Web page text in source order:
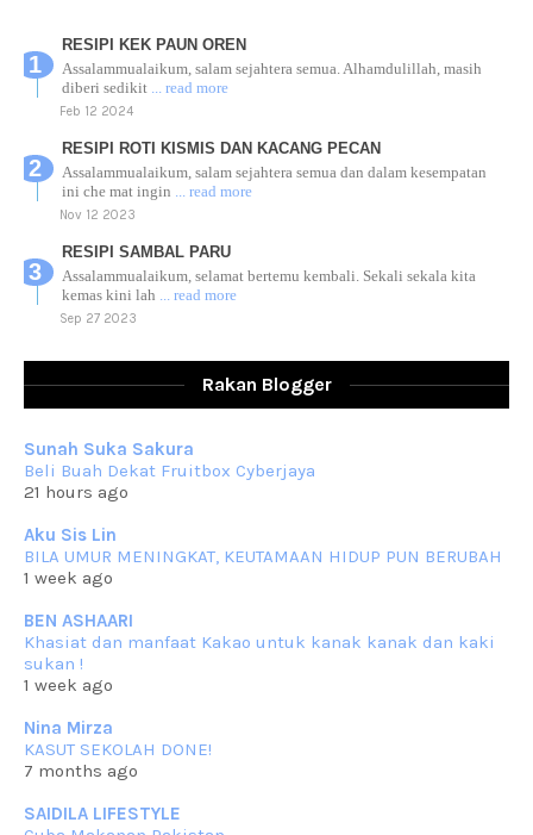
RESIPI KEK PAUN OREN
Assalammualaikum, salam sejahtera semua. Alhamdulillah, masih
diberi sedikit
... read more
Feb 12 2024
RESIPI ROTI KISMIS DAN KACANG PECAN
Assalammualaikum, salam sejahtera semua dan dalam kesempatan
ini che mat ingin
... read more
Nov 12 2023
RESIPI SAMBAL PARU
Assalammualaikum, selamat bertemu kembali. Sekali sekala kita
kemas kini lah
... read more
Sep 27 2023
Assalammualaikum, salam sejahtera dan salam rindu untuk semua.
RESIPI KUIH KASWI KELEDEK UNGU
Assalammualaikum, salam semua. Masih belum terlambat untuk che
mat ucapkan
Jun 30 2023
RESIPI KURMA AYAM MERAH
Assalammualaikum, salam semua. Hari ni 4 Zulhijjah 1444 Hijrah,
Jun 23 2023
RESIPI SAMBAL PARU
Assalammualaikum, salam sejahtera semua. Lama betul che mat tak
Jun 20 2023
RESIPI PISANG MUDA MASAK LEMAK
lemak ni che mat... read more
Rakan Blogger
Sunah Suka Sakura
Beli Buah Dekat Fruitbox Cyberjaya
21 hours ago
Aku Sis Lin
BILA UMUR MENINGKAT, KEUTAMAAN HIDUP PUN BERUBAH
1 week ago
BEN ASHAARI
Khasiat dan manfaat Kakao untuk kanak kanak dan kaki
sukan !
1 week ago
Nina Mirza
KASUT SEKOLAH DONE!
7 months ago
SAIDILA LIFESTYLE